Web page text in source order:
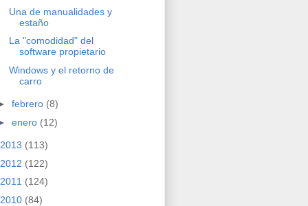
Una de manualidades y
estaño
La "comodidad" del
software propietario
Windows y el retorno de
carro
febrero (8)
enero (12)
2013 (113)
2012 (122)
2011 (124)
2010 (84)